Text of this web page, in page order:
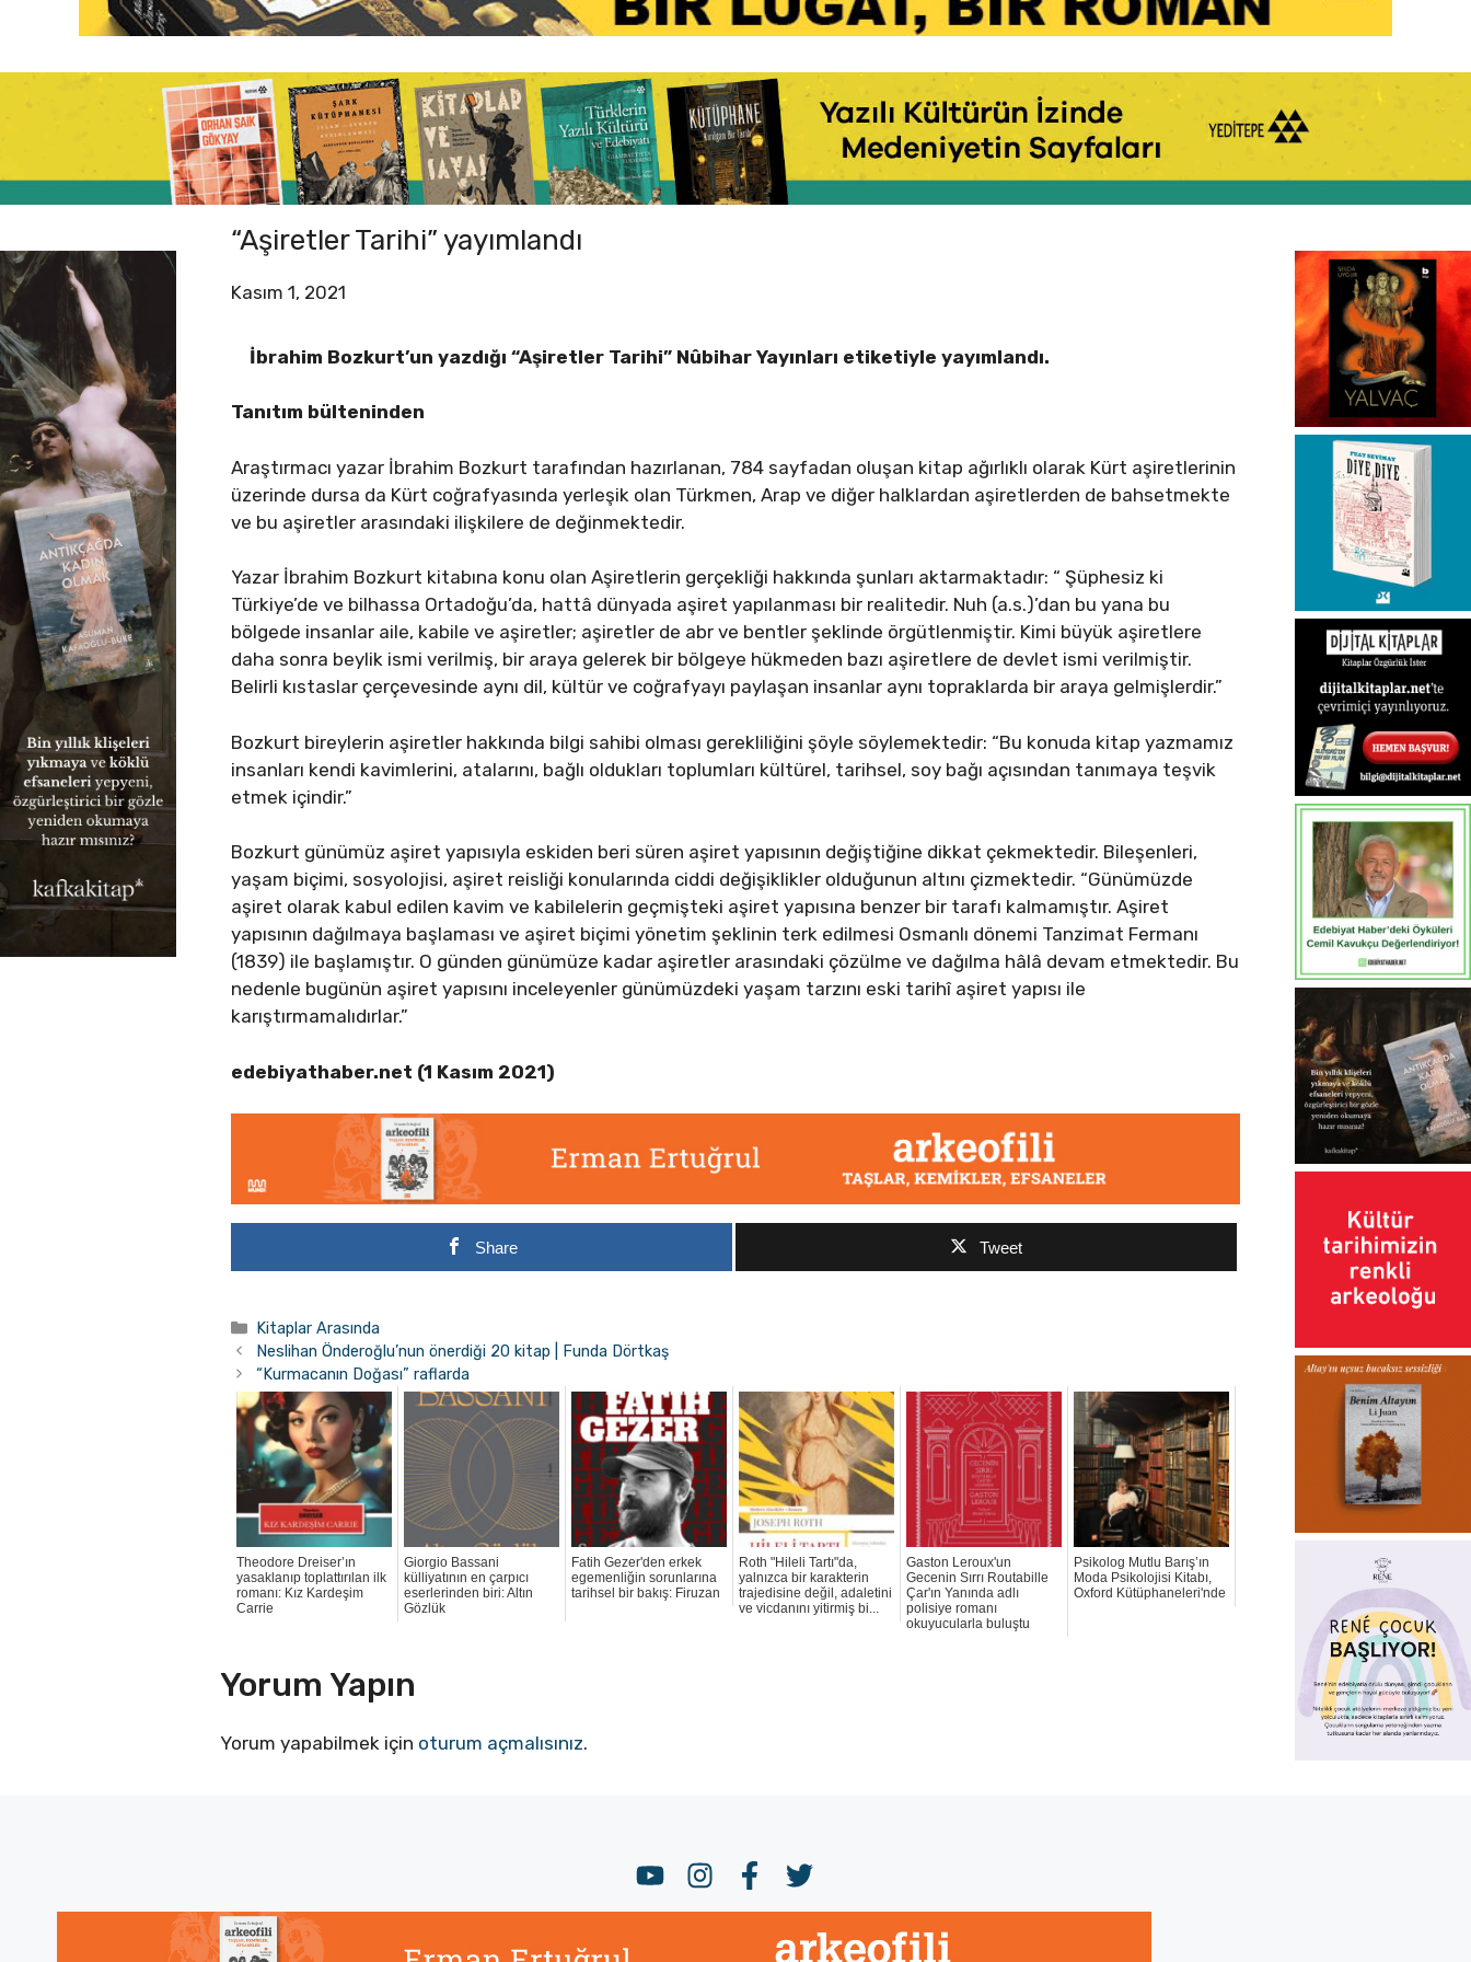
“Aşiretler Tarihi” yayımlandı
Kasım 1, 2021
İbrahim Bozkurt’un yazdığı “Aşiretler Tarihi” Nûbihar Yayınları etiketiyle yayımlandı.
Tanıtım bülteninden
Araştırmacı yazar İbrahim Bozkurt tarafından hazırlanan, 784 sayfadan oluşan kitap ağırlıklı olarak Kürt aşiretlerinin
üzerinde dursa da Kürt coğrafyasında yerleşik olan Türkmen, Arap ve diğer halklardan aşiretlerden de bahsetmekte
ve bu aşiretler arasındaki ilişkilere de değinmektedir.
Yazar İbrahim Bozkurt kitabına konu olan Aşiretlerin gerçekliği hakkında şunları aktarmaktadır: “ Şüphesiz ki
Türkiye’de ve bilhassa Ortadoğu’da, hattâ dünyada aşiret yapılanması bir realitedir. Nuh (a.s.)’dan bu yana bu
bölgede insanlar aile, kabile ve aşiretler; aşiretler de abr ve bentler şeklinde örgütlenmiştir. Kimi büyük aşiretlere
daha sonra beylik ismi verilmiş, bir araya gelerek bir bölgeye hükmeden bazı aşiretlere de devlet ismi verilmiştir.
Belirli kıstaslar çerçevesinde aynı dil, kültür ve coğrafyayı paylaşan insanlar aynı topraklarda bir araya gelmişlerdir.”
Bozkurt bireylerin aşiretler hakkında bilgi sahibi olması gerekliliğini şöyle söylemektedir: “Bu konuda kitap yazmamız
insanları kendi kavimlerini, atalarını, bağlı oldukları toplumları kültürel, tarihsel, soy bağı açısından tanımaya teşvik
etmek içindir.”
Bozkurt günümüz aşiret yapısıyla eskiden beri süren aşiret yapısının değiştiğine dikkat çekmektedir. Bileşenleri,
yaşam biçimi, sosyolojisi, aşiret reisliği konularında ciddi değişiklikler olduğunun altını çizmektedir. “Günümüzde
aşiret olarak kabul edilen kavim ve kabilelerin geçmişteki aşiret yapısına benzer bir tarafı kalmamıştır. Aşiret
yapısının dağılmaya başlaması ve aşiret biçimi yönetim şeklinin terk edilmesi Osmanlı dönemi Tanzimat Fermanı
(1839) ile başlamıştır. O günden günümüze kadar aşiretler arasındaki çözülme ve dağılma hâlâ devam etmektedir. Bu
nedenle bugünün aşiret yapısını inceleyenler günümüzdeki yaşam tarzını eski tarihî aşiret yapısı ile
karıştırmamalıdırlar.”
edebiyathaber.net (1 Kasım 2021)
Share Tweet
Kategoriler
Kitaplar Arasında
Neslihan Önderoğlu’nun önerdiği 20 kitap | Funda Dörtkaş
“Kurmacanın Doğası” raflarda
Theodore Dreiser’ın
yasaklanıp toplattırılan ilk
romanı: Kız Kardeşim
Carrie
Giorgio Bassani
külliyatının en çarpıcı
eserlerinden biri: Altın
Gözlük
Fatih Gezer'den erkek
egemenliğin sorunlarına
tarihsel bir bakış: Firuzan
Roth "Hileli Tartı"da,
yalnızca bir karakterin
trajedisine değil, adaletini
ve vicdanını yitirmiş bi...
Gaston Leroux'un
Gecenin Sırrı Routabille
Çar'ın Yanında adlı
polisiye romanı
okuyucularla buluştu
Psikolog Mutlu Barış’ın
Moda Psikolojisi Kitabı,
Oxford Kütüphaneleri'nde
Yorum Yapın
Yorum yapabilmek için oturum açmalısınız.